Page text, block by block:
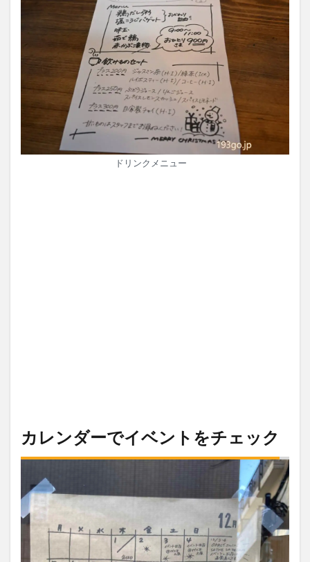
ドリンクメニュー
カレンダーでイベントをチェック